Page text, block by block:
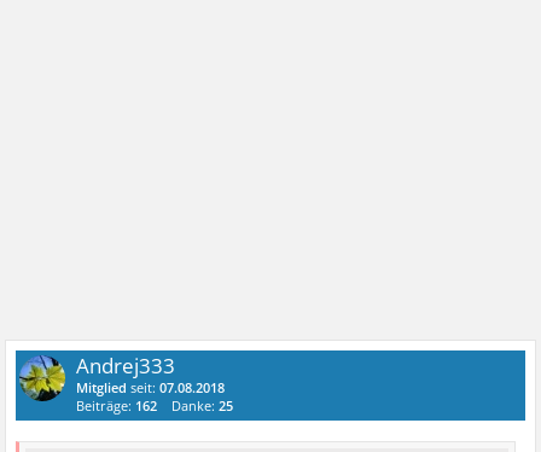
Andrej333
Mitglied seit:07.08.2018
Beiträge: 162 Danke:25